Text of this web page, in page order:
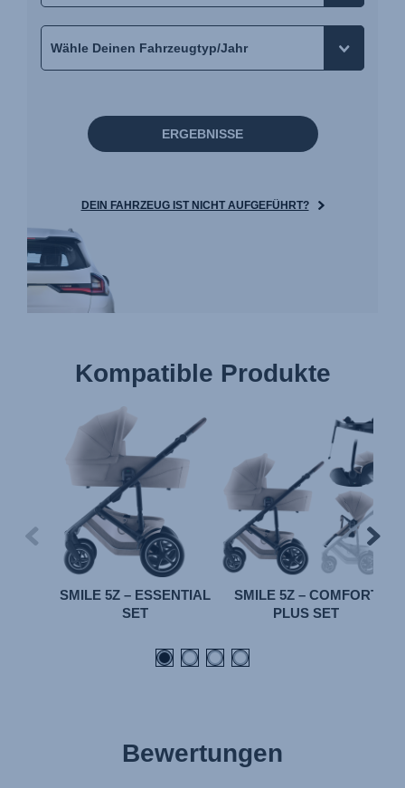
ERGEBNISSE
DEIN FAHRZEUG IST NICHT AUFGEFÜHRT?
Kompatible Produkte
SMILE 5Z – ESSENTIAL
SET
SMILE 5Z – COMFORT
PLUS SET
Bewertungen